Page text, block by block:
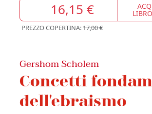
16,15 €
PREZZO COPERTINA:17,00 €
Gershom Scholem
Concetti
dell'ebraismo